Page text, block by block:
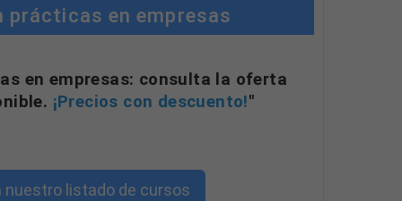
prácticas en empresas
en empresas: consulta la oferta
¡Precios con descuento!"
nuestro listado de cursos